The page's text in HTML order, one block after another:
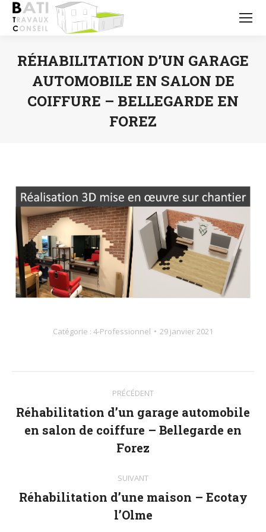
RÉHABILITATION D’UN GARAGE
AUTOMOBILE EN SALON DE
COIFFURE – BELLEGARDE EN
FOREZ
Catégorie : 4-Professionnel 29 janvier 2021
album
PRÉCÉDENT
Album
précédent
Réhabilitation d’un garage automobile
en salon de coiffure – Bellegarde en
Forez
SUIVANT
Album
suivant
Réhabilitation d’une maison – Ecotay
l’Olme